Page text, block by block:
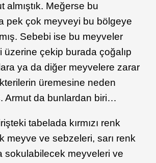
almıştık. Meğerse bu
pek çok meyveyi bu bölgeye
Sebebi ise bu meyveler
üzerine çekip burada çoğalıp
ya da diğer meyvelere zarar
üremesine neden
Armut da bunlardan biri…
tabelada kırmızı renk
meyve ve sebzeleri, sarı renk
sokulabilecek meyveleri ve